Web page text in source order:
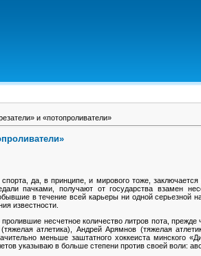
и «потопроливатели»
да, в принципе, и мирового тоже,
пачками, получают от государства взамен
в течение всей карьеры ни одной серьезной
известности.
несчетное количество литров пота, прежде
атлетика), Андрей Арямнов (тяжелая
меньше заштатного хоккеиста минского
указываю в больше степени против своей воли: